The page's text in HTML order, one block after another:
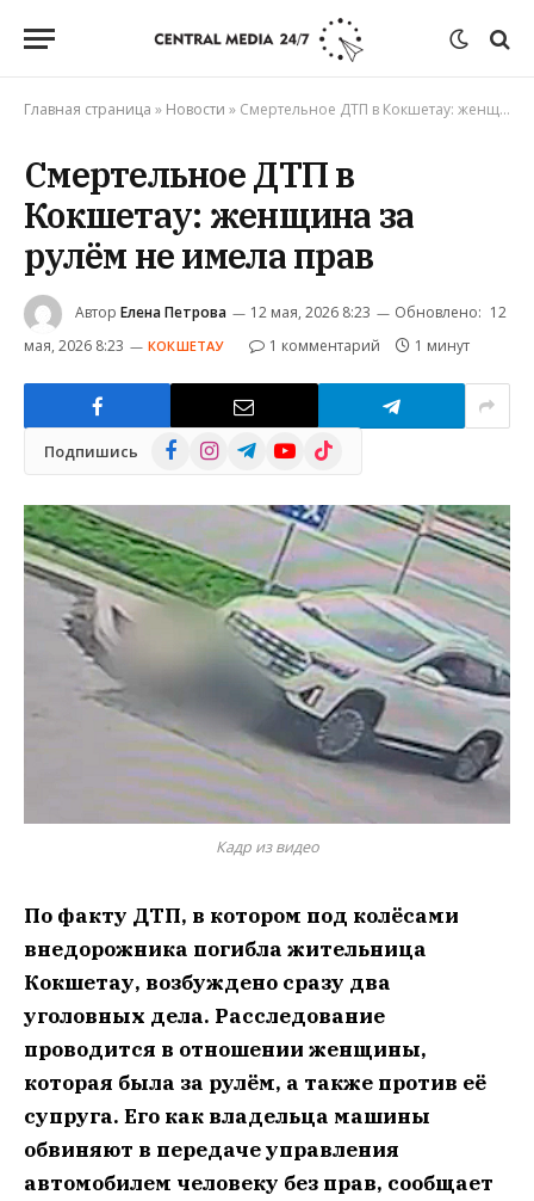
Главная страница » Новости » Смертельное ДТП в Кокшетау: женщина за рулём не имела прав
Смертельное ДТП в
Кокшетау: женщина за
рулём не имела прав
Автор Елена Петрова 12 мая, 2026 8:23 Обновлено: 12
мая, 2026 8:23
КОКШЕТАУ 1 комментарий 1 минут
Подпишись FacebookInstagramTelegramYouTube
TikTok
Кадр из видео
По факту ДТП, в котором под колёсами
внедорожника погибла жительница
Кокшетау, возбуждено сразу два
уголовных дела. Расследование
проводится в отношении женщины,
которая была за рулём, а также против её
супруга. Его как владельца машины
обвиняют в передаче управления
автомобилем человеку без прав, сообщает